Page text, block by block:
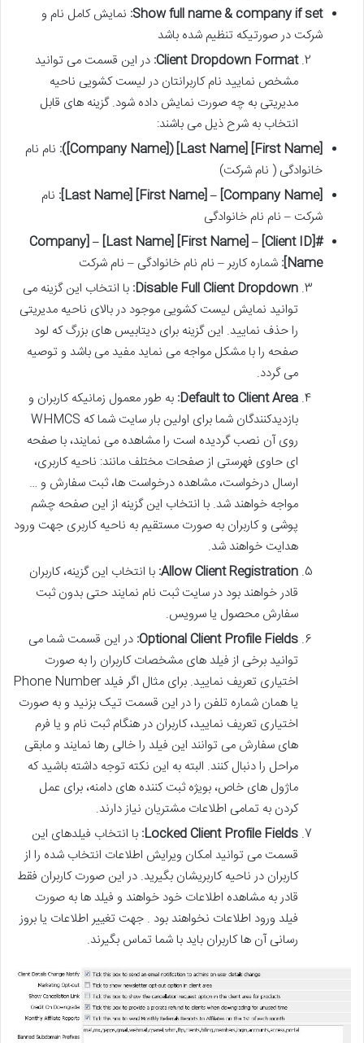
Show full name & company if set: نمایش کامل نام و
شرکت در صورتیکه تنظیم شده باشد
Client Dropdown Format: در این قسمت می توانید
مشخص نمایید نام کاربرانتان در لیست کشویی ناحیه
مدیریتی به چه صورت نمایش داده شود. گزینه های قابل
انتخاب به شرح ذیل می باشند:
[First Name] [Last Name] ([Company Name]):
نام نام
خانوادگی ( نام شرکت)
[Company Name] – [First Name] [Last Name]:
نام
شرکت – نام نام خانوادگی
#[Client ID] – [First Name] [Last Name] – [Company
Name]: شماره کاربر – نام نام خانوادگی – نام شرکت
Disable Full Client Dropdown: با انتخاب این گزینه می
توانید نمایش لیست کشویی موجود در بالای ناحیه مدیریتی
را حذف نمایید. این گزینه برای دیتابیس های بزرگ که لود
صفحه را با مشکل مواجه می نماید مفید می باشد و توصیه
می گردد.
Default to Client Area: به طور معمول زمانیکه کاربران و
بازدیدکنندگان شما برای اولین بار سایت شما که WHMCS
روی آن نصب گردیده است را مشاهده می نمایند، با صفحه
ای حاوی فهرستی از صفحات مختلف مانند: ناحیه کاربری،
ارسال درخواست، مشاهده درخواست ها، ثبت سفارش و …
مواجه خواهند شد. با انتخاب این گزینه از این صفحه چشم
پوشی و کاربران به صورت مستقیم به ناحیه کاربری جهت ورود
هدایت خواهند شد.
Allow Client Registration: با انتخاب این گزینه، کاربران
قادر خواهند بود در سایت ثبت نام نمایند حتی بدون ثبت
سفارش محصول یا سرویس.
Optional Client Profile Fields: در این قسمت شما می
توانید برخی از فیلد های مشخصات کاربران را به صورت
اختیاری تعریف نمایید. برای مثال اگر فیلد Phone Number
یا همان شماره تلفن را در این قسمت تیک بزنید و به صورت
اختیاری تعریف نمایید، کاربران در هنگام ثبت نام و یا فرم
های سفارش می توانند این فیلد را خالی رها نمایند و مابقی
مراحل را دنبال کنند. البته به این نکته توجه داشته باشید که
ماژول های خاص، بویژه ثبت کننده های دامنه، برای عمل
کردن به تمامی اطلاعات مشتریان نیاز دارند.
Locked Client Profile Fields: با انتخاب فیلدهای این
قسمت می توانید امکان ویرایش اطلاعات انتخاب شده را از
کاربران در ناحیه کاربریشان بگیرید. در این صورت کاربران فقط
قادر به مشاهده اطلاعات خود خواهند و فیلد ها به صورت
فیلد ورود اطلاعات نخواهند بود . جهت تغییر اطلاعات یا بروز
رسانی آن ها کاربران باید با شما تماس بگیرند.